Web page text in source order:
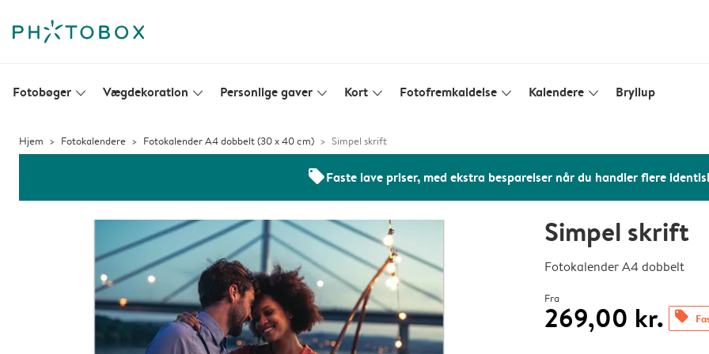
Fotobøger slim_arrow_down Vægdekoration slim_arrow_down Personlige gaver slim_arrow_down Kort slim_arrow_down Fotofremkaldelse slim_arrow_down Kalendere slim_arrow_down Bryllup
Hjem Fotokalendere Fotokalender A4 dobbelt (30 x 40 cm) Simpel skrift
offersFaste lave priser, med ekstra besparelser når du handler flere
Simpel skrift
Fotokalender A4 dobbelt
Fra
269,00 kr. offers